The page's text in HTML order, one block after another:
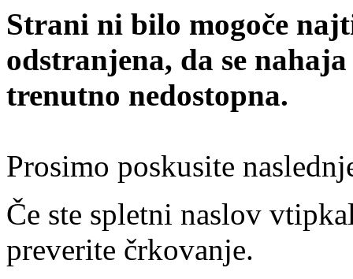
Strani ni bilo mogoče
odstranjena, da se
trenutno nedostopna.
Prosimo poskusite
Če ste spletni naslov
preverite črkovanje.